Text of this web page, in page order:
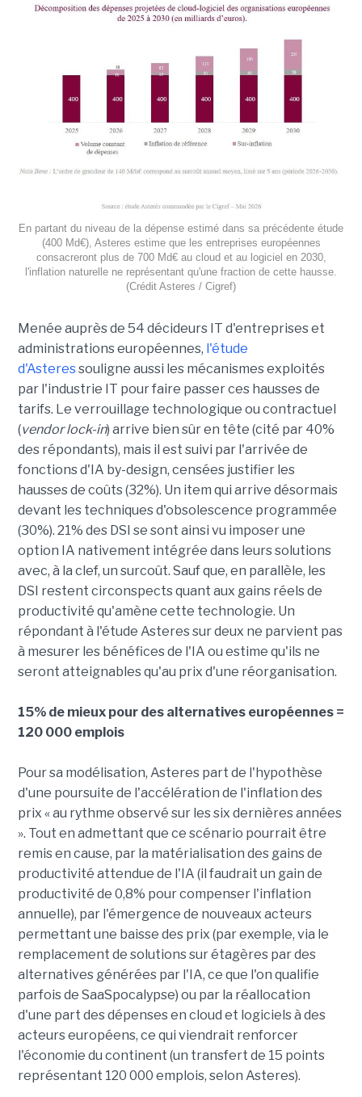
En partant du niveau de la dépense estimé dans sa précédente étude
(400 Md€), Asteres estime que les entreprises européennes
consacreront plus de 700 Md€ au cloud et au logiciel en 2030,
l'inflation naturelle ne représentant qu'une fraction de cette hausse.
(Crédit Asteres / Cigref)
Menée auprès de 54 décideurs IT d'entreprises et
administrations européennes, l'étude
d'Asteressouligne aussi les mécanismes exploités
par l'industrie IT pour faire passer ces hausses de
tarifs. Le verrouillage technologique ou contractuel
(vendor lock-in) arrive bien sûr en tête (cité par 40%
des répondants), mais il est suivi par l'arrivée de
fonctions d'IA by-design, censées justifier les
hausses de coûts (32%). Un item qui arrive désormais
devant les techniques d'obsolescence programmée
(30%). 21% des DSI se sont ainsi vu imposer une
option IA nativement intégrée dans leurs solutions
avec, à la clef, un surcoût. Sauf que, en parallèle, les
DSI restent circonspects quant aux gains réels de
productivité qu'amène cette technologie. Un
répondant à l'étude Asteres sur deux ne parvient pas
à mesurer les bénéfices de l'IA ou estime qu'ils ne
seront atteignables qu'au prix d'une réorganisation.
15% de mieux pour des alternatives européennes =
120 000 emplois
Pour sa modélisation, Asteres part de l'hypothèse
d'une poursuite de l'accélération de l'inflation des
prix « au rythme observé sur les six dernières années
». Tout en admettant que ce scénario pourrait être
remis en cause, par la matérialisation des gains de
productivité attendue de l'IA (il faudrait un gain de
productivité de 0,8% pour compenser l'inflation
annuelle), par l'émergence de nouveaux acteurs
permettant une baisse des prix (par exemple, via le
remplacement de solutions sur étagères par des
alternatives générées par l'IA, ce que l'on qualifie
parfois de SaaSpocalypse) ou par la réallocation
d'une part des dépenses en cloud et logiciels à des
acteurs européens, ce qui viendrait renforcer
l'économie du continent (un transfert de 15 points
représentant 120 000 emplois, selon Asteres).